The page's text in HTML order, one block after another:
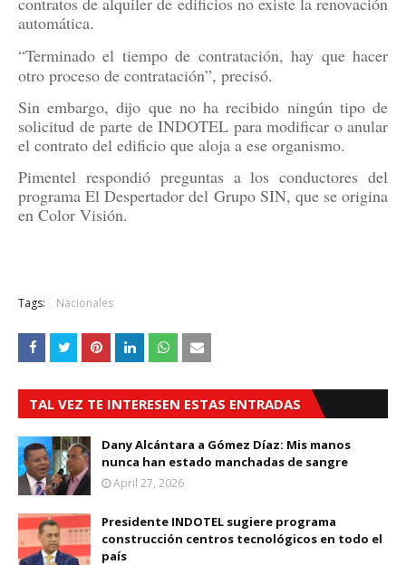
automática.
“Terminado el tiempo de contratación, hay que hacer
otro proceso de contratación”, precisó.
Sin embargo, dijo que no ha recibido ningún tipo de
solicitud de parte de INDOTEL para modificar o anular
el contrato del edificio que aloja a ese organismo.
Pimentel respondió preguntas a los conductores del
programa El Despertador del Grupo SIN, que se origina
en Color Visión.
Tags: Nacionales
TAL VEZ TE INTERESEN ESTAS ENTRADAS
Dany Alcántara a Gómez Díaz: Mis manos
nunca han estado manchadas de sangre
April 27, 2026
Presidente INDOTEL sugiere programa
construcción centros tecnológicos en todo el
país